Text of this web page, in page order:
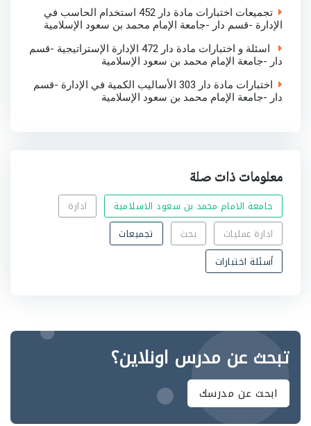
تجميعات اختبارات مادة دار 452 استخدام الحاسب في
الإدارة -قسم دار -جامعة الإمام محمد بن سعود الإسلامية
اسئلة و اختبارات مادة دار 472 الإدارة الإستراتيجية -قسم
دار -جامعة الإمام محمد بن سعود الإسلامية
اختبارات مادة دار 303 الأساليب الكمية في الإدارة -قسم
دار -جامعة الإمام محمد بن سعود الإسلامية
معلومات ذات صلة
جامعة الامام محمد بن سعود الاسلامية
ادارة
ادارة عمليات
بحث
تجميعات
أسئلة اختبارات
تبحث عن مدرس اونلاين؟
ابحث عن مدرسك